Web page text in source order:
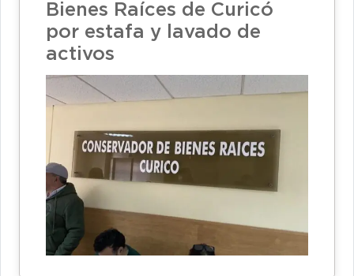
Bienes Raíces de Curicó
por estafa y lavado de
activos